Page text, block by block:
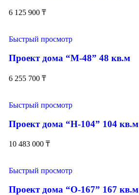
6 125 900 ₸
Быстрый просмотр
Проект дома “М-48” 48 кв.м
6 255 700 ₸
Быстрый просмотр
Проект дома “Н-104” 104 кв.м
10 483 000 ₸
Быстрый просмотр
Проект дома “О-167” 167 кв.м